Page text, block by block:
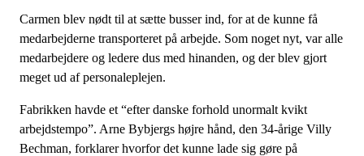
Carmen blev nødt til at sætte busser ind, for at de kunne få
medarbejderne transporteret på arbejde. Som noget nyt, var alle
medarbejdere og ledere dus med hinanden, og der blev gjort
meget ud af personaleplejen.
Fabrikken havde et “efter danske forhold unormalt kvikt
arbejdstempo”. Arne Bybjergs højre hånd, den 34-årige Villy
Bechman, forklarer hvorfor det kunne lade sig gøre på